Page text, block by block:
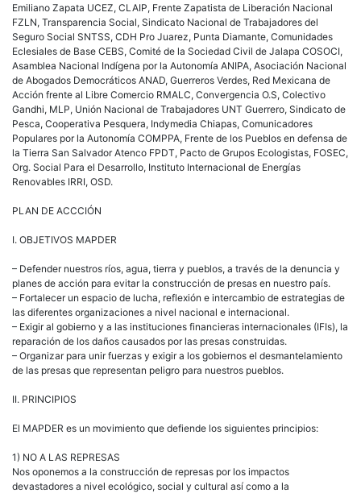
Emiliano Zapata UCEZ, CLAIP, Frente Zapatista de Liberación Nacional
FZLN, Transparencia Social, Sindicato Nacional de Trabajadores del
Seguro Social SNTSS, CDH Pro Juarez, Punta Diamante, Comunidades
Eclesiales de Base CEBS, Comité de la Sociedad Civil de Jalapa COSOCI,
Asamblea Nacional Indígena por la Autonomía ANIPA, Asociación Nacional
de Abogados Democráticos ANAD, Guerreros Verdes, Red Mexicana de
Acción frente al Libre Comercio RMALC, Convergencia O.S, Colectivo
Gandhi, MLP, Unión Nacional de Trabajadores UNT Guerrero, Sindicato de
Pesca, Cooperativa Pesquera, Indymedia Chiapas, Comunicadores
Populares por la Autonomía COMPPA, Frente de los Pueblos en defensa de
la Tierra San Salvador Atenco FPDT, Pacto de Grupos Ecologistas, FOSEC,
Org. Social Para el Desarrollo, Instituto Internacional de Energías
Renovables IRRI, OSD.
PLAN DE ACCCIÓN
I. OBJETIVOS MAPDER
– Defender nuestros ríos, agua, tierra y pueblos, a través de la denuncia y
planes de acción para evitar la construcción de presas en nuestro país.
– Fortalecer un espacio de lucha, reflexión e intercambio de estrategias de
las diferentes organizaciones a nivel nacional e internacional.
– Exigir al gobierno y a las instituciones financieras internacionales (IFIs), la
reparación de los daños causados por las presas construidas.
– Organizar para unir fuerzas y exigir a los gobiernos el desmantelamiento
de las presas que representan peligro para nuestros pueblos.
II. PRINCIPIOS
El MAPDER es un movimiento que defiende los siguientes principios:
1) NO A LAS REPRESAS
Nos oponemos a la construcción de represas por los impactos
devastadores a nivel ecológico, social y cultural así como a la